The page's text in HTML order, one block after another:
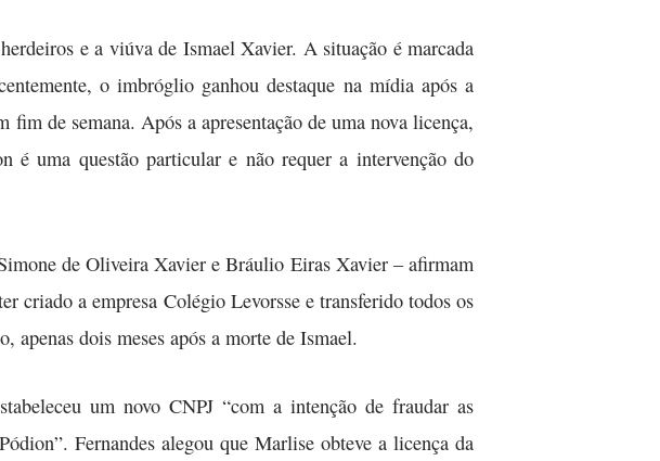
e a viúva de Ismael Xavier. A situação é marcada
o imbróglio ganhou destaque na mídia após a
de semana. Após a apresentação de uma nova licença,
é uma questão particular e não requer a intervenção do
de Oliveira Xavier e Bráulio Eiras Xavier – afirmam
criado a empresa Colégio Levorsse e transferido todos os
apenas dois meses após a morte de Ismael.
um novo CNPJ “com a intenção de fraudar as
Fernandes alegou que Marlise obteve a licença da